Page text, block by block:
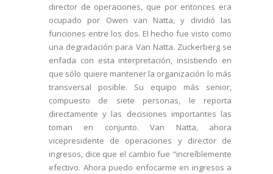
director de operaciones, que por entonces era
ocupado por Owen van Natta, y dividió las
funciones entre los dos. El hecho fue visto como
una degradación para Van Natta. Zuckerberg se
enfada con esta interpretación, insistiendo en
que sólo quiere mantener la organización lo más
transversal posible. Su equipo más senior,
compuesto de siete personas, le reporta
directamente y las decisiones importantes las
toman en conjunto. Van Natta, ahora
vicepresidente de operaciones y director de
ingresos, dice que el cambio fue "increíblemente
efectivo. Ahora puedo enfocarme en ingresos a